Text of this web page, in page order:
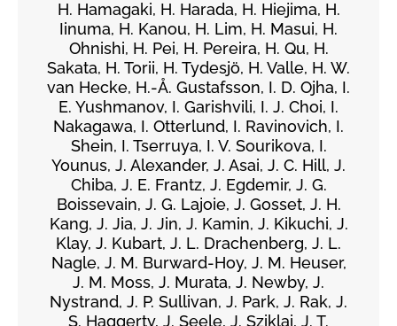
H. Hamagaki, H. Harada, H. Hiejima, H.
Iinuma, H. Kanou, H. Lim, H. Masui, H.
Ohnishi, H. Pei, H. Pereira, H. Qu, H.
Sakata, H. Torii, H. Tydesjö, H. Valle, H. W.
van Hecke, H.-Å. Gustafsson, I. D. Ojha, I.
E. Yushmanov, I. Garishvili, I. J. Choi, I.
Nakagawa, I. Otterlund, I. Ravinovich, I.
Shein, I. Tserruya, I. V. Sourikova, I.
Younus, J. Alexander, J. Asai, J. C. Hill, J.
Chiba, J. E. Frantz, J. Egdemir, J. G.
Boissevain, J. G. Lajoie, J. Gosset, J. H.
Kang, J. Jia, J. Jin, J. Kamin, J. Kikuchi, J.
Klay, J. Kubart, J. L. Drachenberg, J. L.
Nagle, J. M. Burward-Hoy, J. M. Heuser,
J. M. Moss, J. Murata, J. Newby, J.
Nystrand, J. P. Sullivan, J. Park, J. Rak, J.
S. Haggerty, J. Seele, J. Sziklai, J. T.